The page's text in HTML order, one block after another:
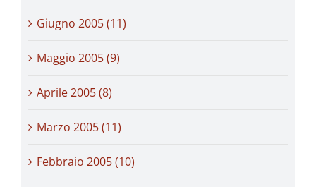
Giugno 2005 (11)
Maggio 2005 (9)
Aprile 2005 (8)
Marzo 2005 (11)
Febbraio 2005 (10)